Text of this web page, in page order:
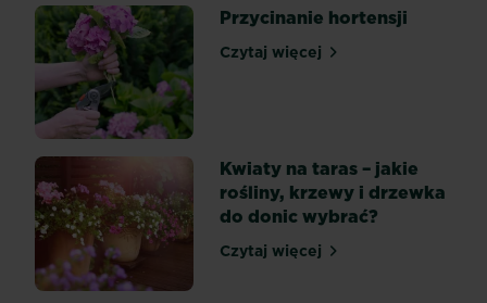
Niektóre
odmiany
tej
rośliny
wymagają
przycinania,
inne
wcale
tego
nie
potrzebują...
Przycinanie hortensji
Czytaj więcejPrzycinanie hortensji
Kwiaty na taras – jakie
rośliny, krzewy i drzewka
do donic wybrać?
Czytaj więcejKwiaty na taras – jakie